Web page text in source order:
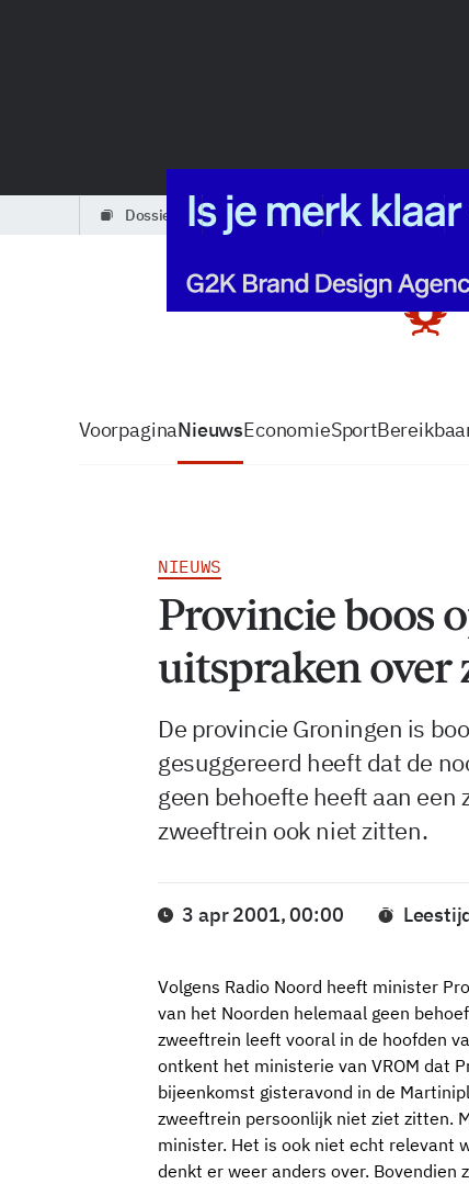
dossiers partners podcasts
VoorpaginaNieuwsEconomieSport
NIEUWS
Provincie boos
uitspraken over
De provincie Groningen is
gesuggereerd heeft dat de
geen behoefte heeft aan een
zweeftrein ook niet zitten.
3 apr 2001, 00:00
Volgens Radio Noord heeft minister
van het Noorden helemaal geen
zweeftrein leeft vooral in de hoofden
ontkent het ministerie van VROM dat
bijeenkomst gisteravond in de
zweeftrein persoonlijk niet ziet zitten.
minister. Het is ook niet echt relevant
denkt er weer anders over. Bovendien